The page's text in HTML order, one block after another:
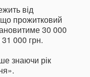
від
прожитковий
30 000
000 грн.
знаючи рік